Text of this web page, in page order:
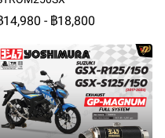
14,980 - ฿18,800